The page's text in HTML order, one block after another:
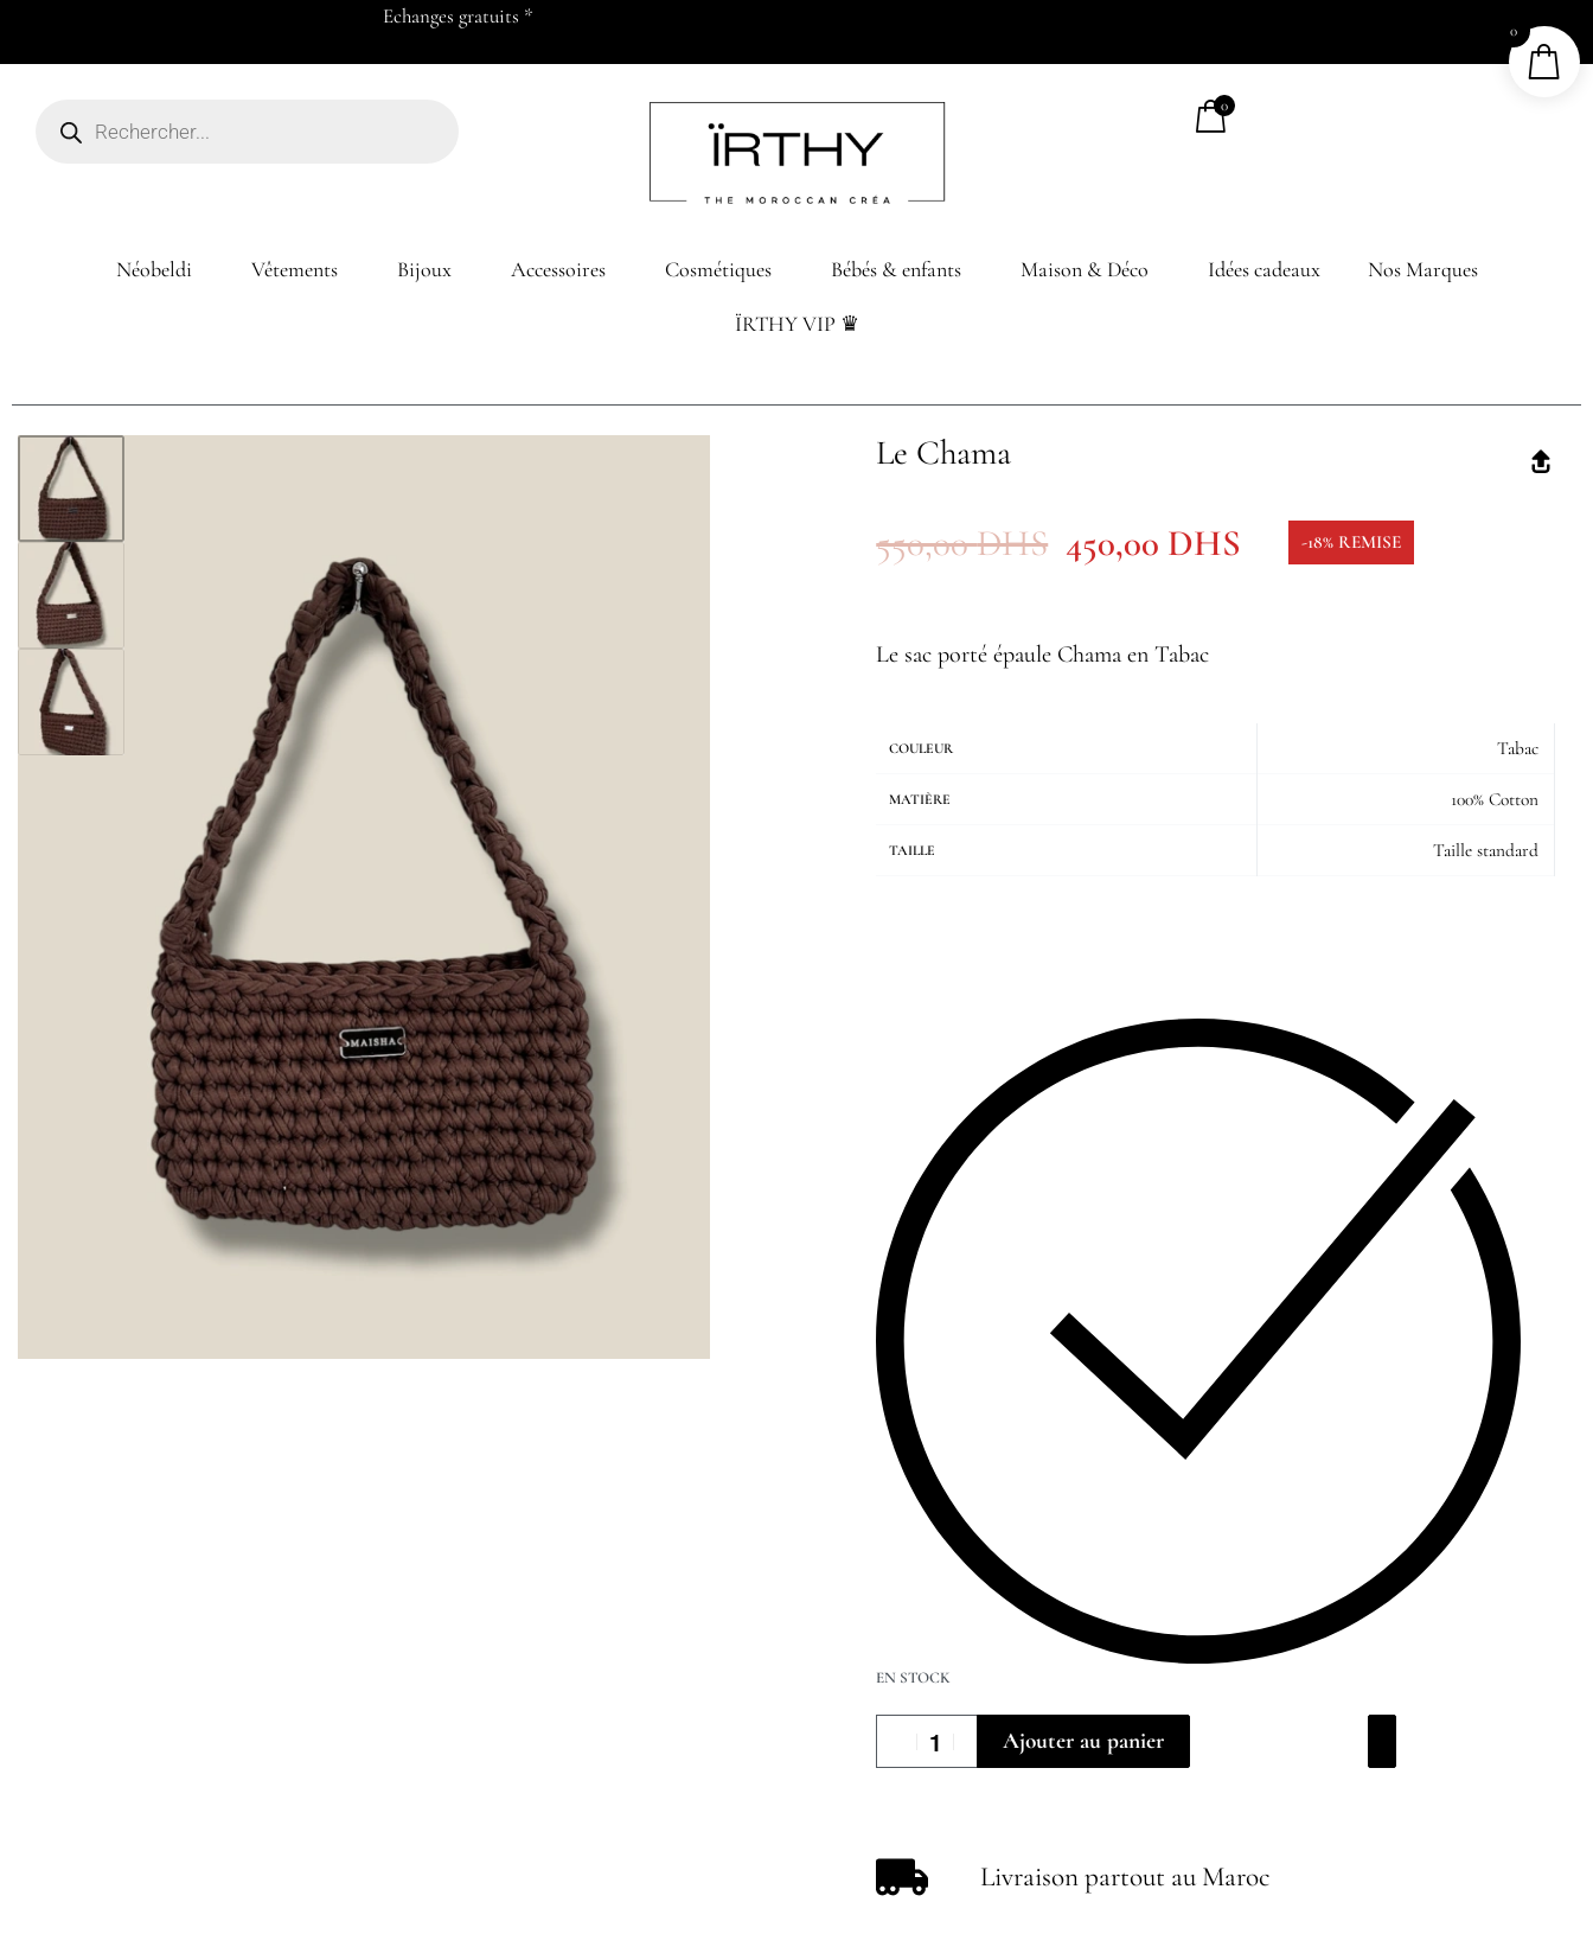
Payez en 2x ou 3x à partir de 500 dhs d’achats
0
Néobeldi Vêtements Bijoux Accessoires Cosmétiques Bébés & enfants Maison & Déco Idées cadeaux Nos Marques
ÏRTHY VIP ♛
Le Chama
550,00DHS 450,00 DHS -18% REMISE
Le sac porté épaule Chama en Tabac
COULEUR Tabac
MATIÈRE 100% Cotton
TAILLE Taille standard
EN STOCK
Ajouter au panier
Livraison partout au Maroc
0